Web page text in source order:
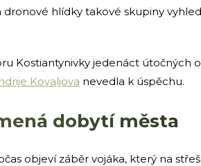
hlídky takové skupiny
Kostiantynivky jedenáct útočných
Kovaljova nevedla k úspěchu.
dobytí města
objeví záběr vojáka, který na